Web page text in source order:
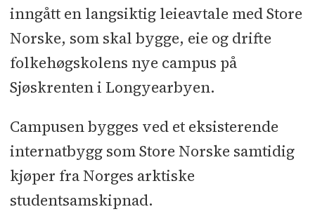
inngått en langsiktig leieavtale med Store
Norske, som skal bygge, eie og drifte
folkehøgskolens nye campus på
Sjøskrenten i Longyearbyen.
Campusen bygges ved et eksisterende
internatbygg som Store Norske samtidig
kjøper fra Norges arktiske
studentsamskipnad.